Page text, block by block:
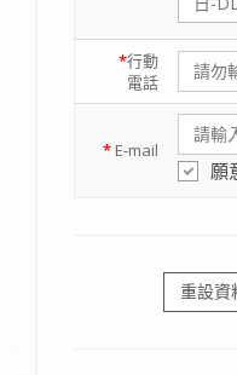
*行動
電話
* E-mail
願
重設資